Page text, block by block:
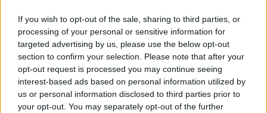
If you wish to opt-out of the sale, sharing to third parties, or
processing of your personal or sensitive information for
targeted advertising by us, please use the below opt-out
section to confirm your selection. Please note that after your
opt-out request is processed you may continue seeing
interest-based ads based on personal information utilized by
us or personal information disclosed to third parties prior to
your opt-out. You may separately opt-out of the further
ECONOMIE
Rate mai mari din cauza ROBOR. Cum pot